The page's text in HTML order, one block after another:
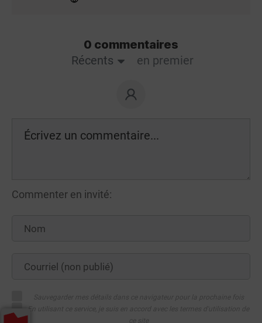
0 commentaires
Récents
en premier
Commenter en invité:
En utilisant ce service, je suis en accord avec les termes d'utilisation de